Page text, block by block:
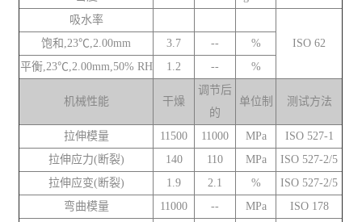
吸水率
ISO 62
饱和,23℃,2.00mm 3.7 --
%
平衡,23℃,2.00mm,50% RH
1.2 -- %
机械性能 干燥
调节后
的
单位制 测试方法
拉伸模量 11500 11000 MPa
ISO 527-1
拉伸应力(断裂)
140 110 MPa
ISO 527-2/5
拉伸应变(断裂)
1.9 2.1 %
ISO 527-2/5
弯曲模量
11000 -- MPa
ISO 178